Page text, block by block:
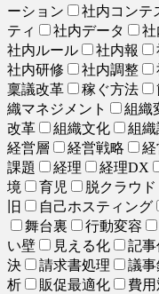
ーション 社内コンテ
ティ
社内データ 社
社内ルール
社内報
社内研修
社内調整
稟議改革
稼ぐ方法
織マネジメント
組織
改革
組織文化 組織
経営層
経営戦略 経
課題
経理 経理DX
境
育児 脱クラウド
旧
自己ホスティング
舞台裏
行動変容
い壁
見える化 記
決
請求書処理 議
析
販促最適化 費